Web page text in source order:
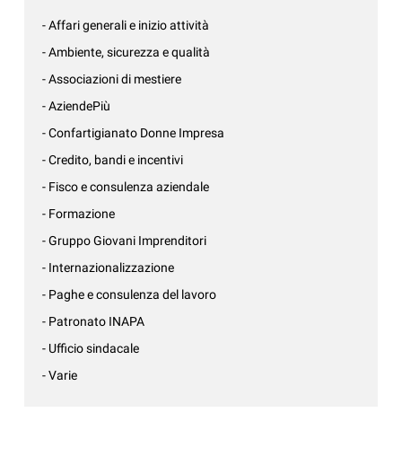
- Affari generali e inizio attività
- Ambiente, sicurezza e qualità
- Associazioni di mestiere
- AziendePiù
- Confartigianato Donne Impresa
- Credito, bandi e incentivi
- Fisco e consulenza aziendale
- Formazione
- Gruppo Giovani Imprenditori
- Internazionalizzazione
- Paghe e consulenza del lavoro
- Patronato INAPA
- Ufficio sindacale
- Varie